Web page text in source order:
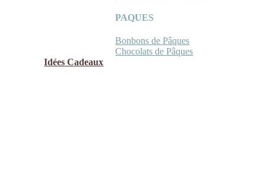
PAQUES
Bonbons de Pâques
Chocolats de Pâques
Idées Cadeaux